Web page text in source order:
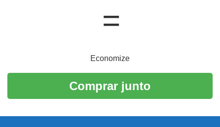
Economize
Comprar junto